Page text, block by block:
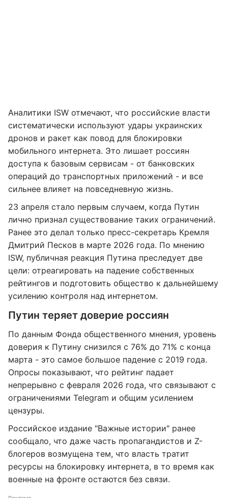
Аналитики ISW отмечают, что российские власти
систематически используют удары украинских
дронов и ракет как повод для блокировки
мобильного интернета. Это лишает россиян
доступа к базовым сервисам - от банковских
операций до транспортных приложений - и все
сильнее влияет на повседневную жизнь.
23 апреля стало первым случаем, когда Путин
лично признал существование таких ограничений.
Ранее это делал только пресс-секретарь Кремля
Дмитрий Песков в марте 2026 года. По мнению
ISW, публичная реакция Путина преследует две
цели: отреагировать на падение собственных
рейтингов и подготовить общество к дальнейшему
усилению контроля над интернетом.
Путин теряет доверие россиян
По данным Фонда общественного мнения, уровень
доверия к Путину снизился с 76% до 71% с конца
марта - это самое большое падение с 2019 года.
Опросы показывают, что рейтинг падает
непрерывно с февраля 2026 года, что связывают с
ограничениями Telegram и общим усилением
цензуры.
Российское издание "Важные истории" ранее
сообщало, что даже часть пропагандистов и Z-
блогеров возмущена тем, что власть тратит
ресурсы на блокировку интернета, в то время как
военные на фронте остаются без связи.